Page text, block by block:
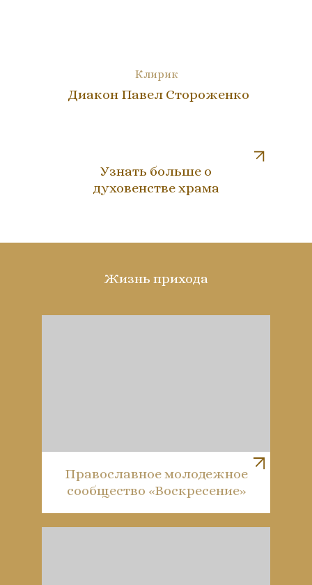
Клирик
Диакон Павел Стороженко
Узнать больше о
духовенстве храма
Жизнь прихода
Православное молодежное
сообщество «Воскресение»